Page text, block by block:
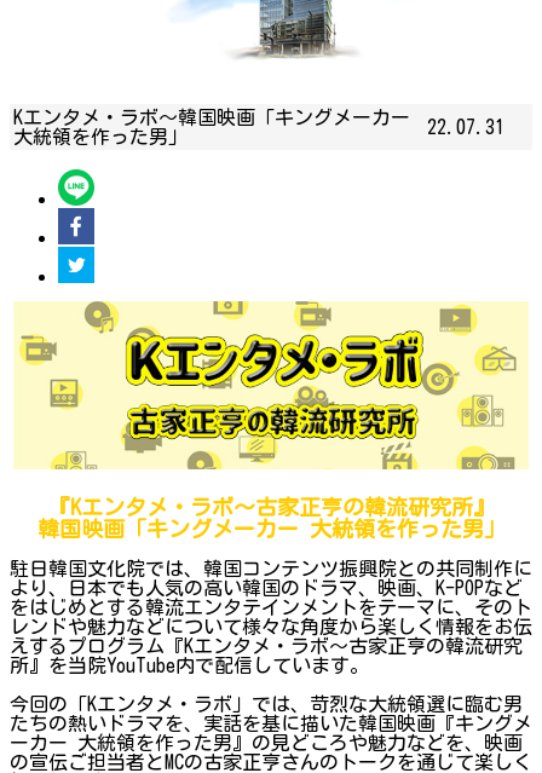
Kエンタメ・ラボ～韓国映画「キングメーカー
大統領を作った男」
22.07.31
『Kエンタメ・ラボ～古家正亨の韓流研究所』
韓国映画「キングメーカー 大統領を作った男」
駐日韓国文化院では、韓国コンテンツ振興院との共同制作に
より、日本でも人気の高い韓国のドラマ、映画、K-POPなど
をはじめとする韓流エンタテインメントをテーマに、そのト
レンドや魅力などについて様々な角度から楽しく情報をお伝
えするプログラム『Kエンタメ・ラボ～古家正亨の韓流研究
所』を当院YouTube内で配信しています。
今回の「Kエンタメ・ラボ」では、苛烈な大統領選に臨む男
たちの熱いドラマを、実話を基に描いた韓国映画『キングメ
ーカー 大統領を作った男』の見どころや魅力などを、映画
の宣伝ご担当者とMCの古家正亨さんのトークを通じて楽しく